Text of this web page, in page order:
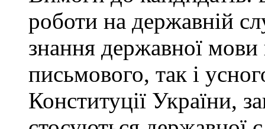
роботи на державній
знання державної мови
письмового, так і
Конституції України,